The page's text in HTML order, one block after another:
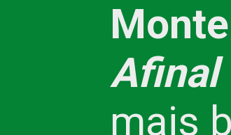
Afinal
mais